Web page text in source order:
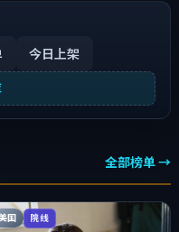
今日上架
全部榜单 →
国 院线